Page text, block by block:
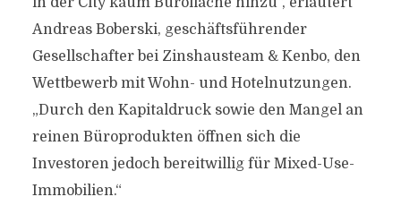
Andreas Boberski, geschäftsführender
Gesellschafter bei Zinshausteam & Kenbo, den
Wettbewerb mit Wohn- und Hotelnutzungen.
„Durch den Kapitaldruck sowie den Mangel an
reinen Büroprodukten öffnen sich die
Investoren jedoch bereitwillig für Mixed-Use-
Immobilien.“